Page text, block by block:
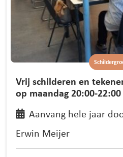
Vrij schilderen en
op maandag 20:00-22:00
Aanvang hele jaar
Erwin Meijer